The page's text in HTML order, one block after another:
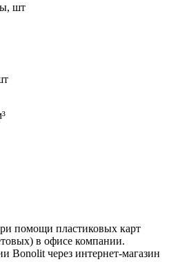
шт
помощи пластиковых карт
в офисе компании.
Bonolit через интернет-магазин